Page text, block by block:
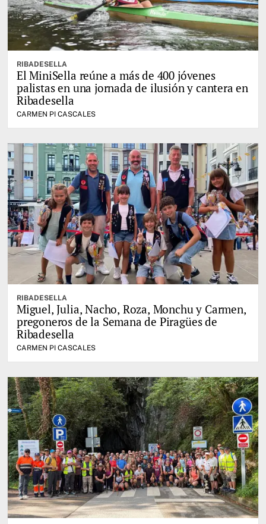
RIBADESELLA
El MiniSella reúne a más de 400 jóvenes
palistas en una jornada de ilusión y cantera en
Ribadesella
CARMEN PI CASCALES
RIBADESELLA
Miguel, Julia, Nacho, Roza, Monchu y Carmen,
pregoneros de la Semana de Piragües de
Ribadesella
CARMEN PI CASCALES